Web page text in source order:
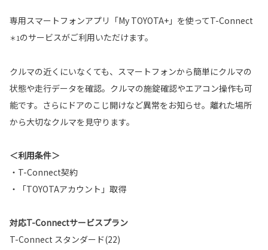
専用スマートフォンアプリ「My TOYOTA+」を使ってT-Connect
＊1のサービスがご利用いただけます。
クルマの近くにいなくても、スマートフォンから簡単にクルマの
状態や走行データを確認。クルマの施錠確認やエアコン操作も可
能です。さらにドアのこじ開けなど異常をお知らせ。離れた場所
から大切なクルマを見守ります。
＜利用条件＞
・T-Connect契約
・「TOYOTAアカウント」取得
対応T-Connectサービスプラン
T-Connect スタンダード(22)